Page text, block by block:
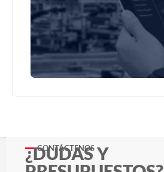
CONTÁCTENOS
¿DUDAS Y